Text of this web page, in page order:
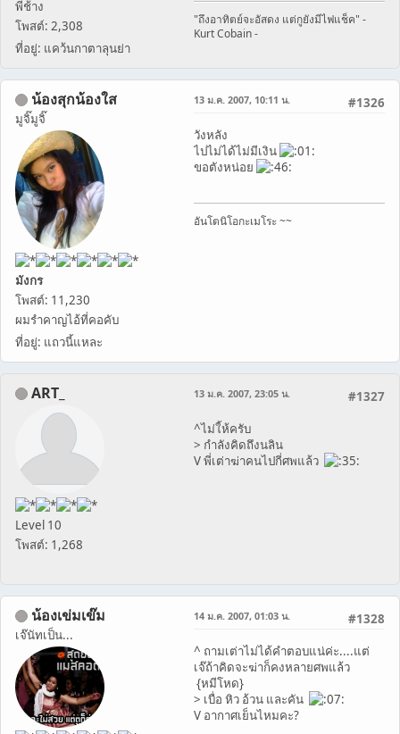
พี่ช้าง
โพสต์: 2,308
ที่อยู่: แคว้นกาตาลุนย่า
"ถึงอาทิตย์จะอัสดง แต่กูยังมีไฟแช็ค" -
Kurt Cobain -
น้องสุกน้องใส
มูจิ๊มูจิ๊
มังกร
โพสต์: 11,230
ผมรำคาญไอ้ที่คอคับ
ที่อยู่: แถวนี้แหละ
#1326
13 ม.ค. 2007, 10:11 น.
วังหลัง
ไปไม่ได้ไม่มีเงิน
ขอตังหน่อย
อันโตนิโอกะเมโระ ~~
ART_
Level 10
โพสต์: 1,268
#1327
13 ม.ค. 2007, 23:05 น.
ู^ไม่ใ้ห้ครับ
> กำลังคิดถึงนลิน
V พี่เต่าฆ่าคนไปกี่ศพแล้ว
น้องเข่มเข๊ม
เจ๊นัทเป็น...
#1328
14 ม.ค. 2007, 01:03 น.
^ ถามเต่าไม่ได้คำตอบแน่ค่ะ....แต่
เจ๊ถ้าคิดจะฆ่าก็คงหลายศพแล้ว
{หมีโหด}
> เบื่อ หิว อ้วน และคัน
V อากาศเย็นไหมคะ?